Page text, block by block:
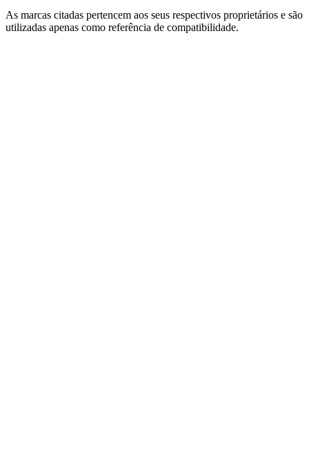
As marcas citadas pertencem aos seus respectivos proprietários e são
utilizadas apenas como referência de compatibilidade.